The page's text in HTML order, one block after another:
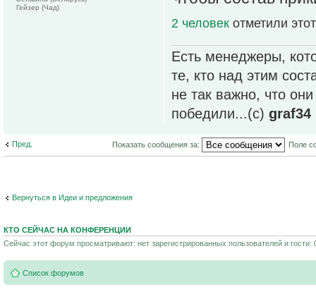
2 человек отметили
Есть менеджеры,
те, кто над этим
не так важно, что
победили...(с) graf34
Гейзер (Чад)
Пред. Показать сообщения за: Поле
Вернуться в Идеи и предложения
КТО СЕЙЧАС НА КОНФЕРЕНЦИИ
Сейчас этот форум просматривают: нет зарегистрированных пользователей и гости:
Список форумов